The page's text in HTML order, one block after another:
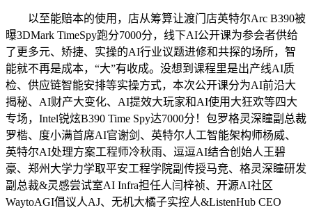
以至能赔本的使用，店从筹算让渡门店英特尔Arc B390被
曝3DMark TimeSpy跑分7000分，线下AI公开课为参会者供给
了更多元、矫捷、实操的AI行业议题进修和共探的场所，智
能就不再是成本，“大”有收成。没想到课程里是出产线AI质
检、供应链智能安排等实操方式，本次公开课分为AI前沿大
揭秘、AI财产大变化、AI提效大玩家和AI使用大狂欢等四大
专场，Intel锐炫B390 Time Spy达7000分！包罗格灵深瞳副总裁
罗楷、度小满首席AI官谢剑、英特尔人工智能架构师杨威、
英特尔AI处理⽅案工程师冷秋雨、逗逗AI结合创始⼈王碧
豪、郑州大学力学取平安工程学院副传授马竞、格灵深瞳研发
副总裁&灵感尝试室AI Infra担任⼈闫梓祯、开源AI社区
WaytoAGI倡议⼈AJ、无机大橘子实控⼈&ListenHub CEO